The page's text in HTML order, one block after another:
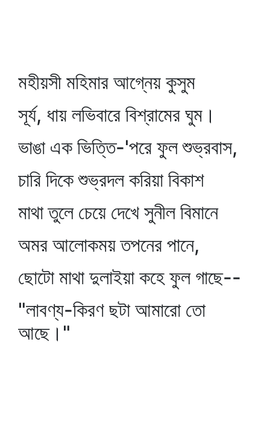
মহীয়সী মহিমার আগ্নেয় কুসুম
সূর্য, ধায় লভিবারে বিশ্রামের ঘুম।
ভাঙা এক ভিত্তি-'পরে ফুল শুভ্রবাস,
চারি দিকে শুভ্রদল করিয়া বিকাশ
মাথা তুলে চেয়ে দেখে সুনীল বিমানে
অমর আলোকময় তপনের পানে,
ছোটো মাথা দুলাইয়া কহে ফুল গাছে--
"লাবণ্য-কিরণ ছটা আমারো তো
আছে।"